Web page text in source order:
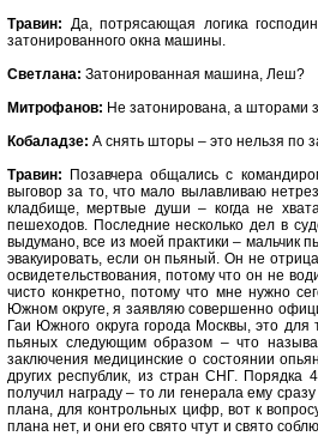
Травин: Да, потрясающая логика
затонированного окна машины.
Светлана: Затонированная машина, Леш?
Митрофанов: Не затонирована, а шторами
Кобаладзе: А снять шторы – это нельзя по
Травин: Позавчера общались с
выговор за то, что мало вылавливаю
кладбище, мертвые души – когда не
пешеходов. Последние несколько дел в
выдумано, все из моей практики – мальчик
эвакуировать, если он пьяный. Он не
освидетельствования, потому что он не
чисто конкретно, потому что мне нужно
Южном округе, я заявляю совершенно
Гаи Южного округа города Москвы, это для
пьяных следующим образом – что
заключения медицинские о состоянии
других республик, из стран СНГ. Порядка
получил награду – то ли генерала ему
плана, для контрольных цифр, вот к
плана нет, и они его свято чтут и свято